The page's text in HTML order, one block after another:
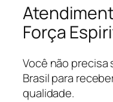
Força
Você não precisa
Brasil para
qualidade.